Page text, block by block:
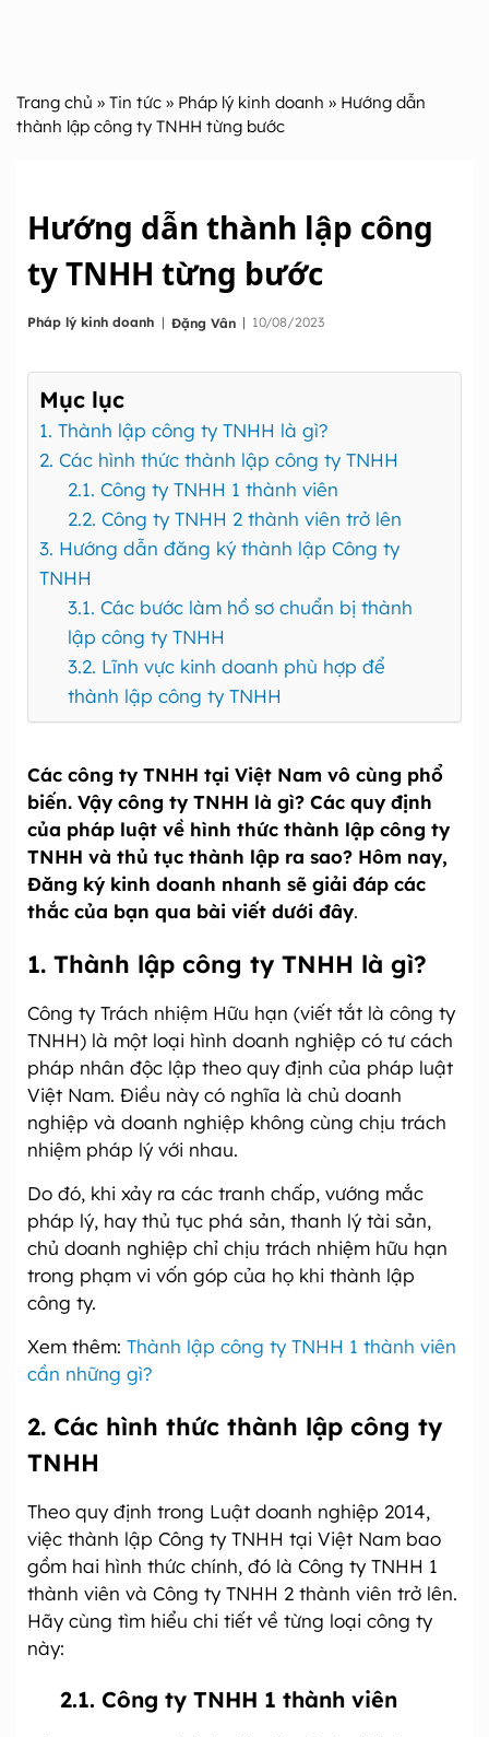
Trang chủ » Tin tức » Pháp lý kinh doanh » Hướng dẫn
thành lập công ty TNHH từng bước
Hướng dẫn thành lập công
ty TNHH từng bước
Pháp lý kinh doanh | Đặng Vân | 10/08/2023
Mục lục
1. Thành lập công ty TNHH là gì?
2. Các hình thức thành lập công ty TNHH
2.1. Công ty TNHH 1 thành viên
2.2. Công ty TNHH 2 thành viên trở lên
3. Hướng dẫn đăng ký thành lập Công ty
TNHH
3.1. Các bước làm hồ sơ chuẩn bị thành
lập công ty TNHH
3.2. Lĩnh vực kinh doanh phù hợp để
thành lập công ty TNHH
Các công ty TNHH tại Việt Nam vô cùng phổ
biến. Vậy công ty TNHH là gì? Các quy định
của pháp luật về hình thức thành lập công ty
TNHH và thủ tục thành lập ra sao? Hôm nay,
Đăng ký kinh doanh nhanh sẽ giải đáp các
thắc của bạn qua bài viết dưới đây.
1. Thành lập công ty TNHH là gì?
Công ty Trách nhiệm Hữu hạn (viết tắt là công ty
TNHH) là một loại hình doanh nghiệp có tư cách
pháp nhân độc lập theo quy định của pháp luật
Việt Nam. Điều này có nghĩa là chủ doanh
nghiệp và doanh nghiệp không cùng chịu trách
nhiệm pháp lý với nhau.
Do đó, khi xảy ra các tranh chấp, vướng mắc
pháp lý, hay thủ tục phá sản, thanh lý tài sản,
chủ doanh nghiệp chỉ chịu trách nhiệm hữu hạn
trong phạm vi vốn góp của họ khi thành lập
công ty.
Xem thêm: Thành lập công ty TNHH 1 thành viên
cần những gì?
2. Các hình thức thành lập công ty
TNHH
Theo quy định trong Luật doanh nghiệp 2014,
việc thành lập Công ty TNHH tại Việt Nam bao
gồm hai hình thức chính, đó là Công ty TNHH 1
thành viên và Công ty TNHH 2 thành viên trở lên.
Hãy cùng tìm hiểu chi tiết về từng loại công ty
này:
2.1. Công ty TNHH 1 thành viên